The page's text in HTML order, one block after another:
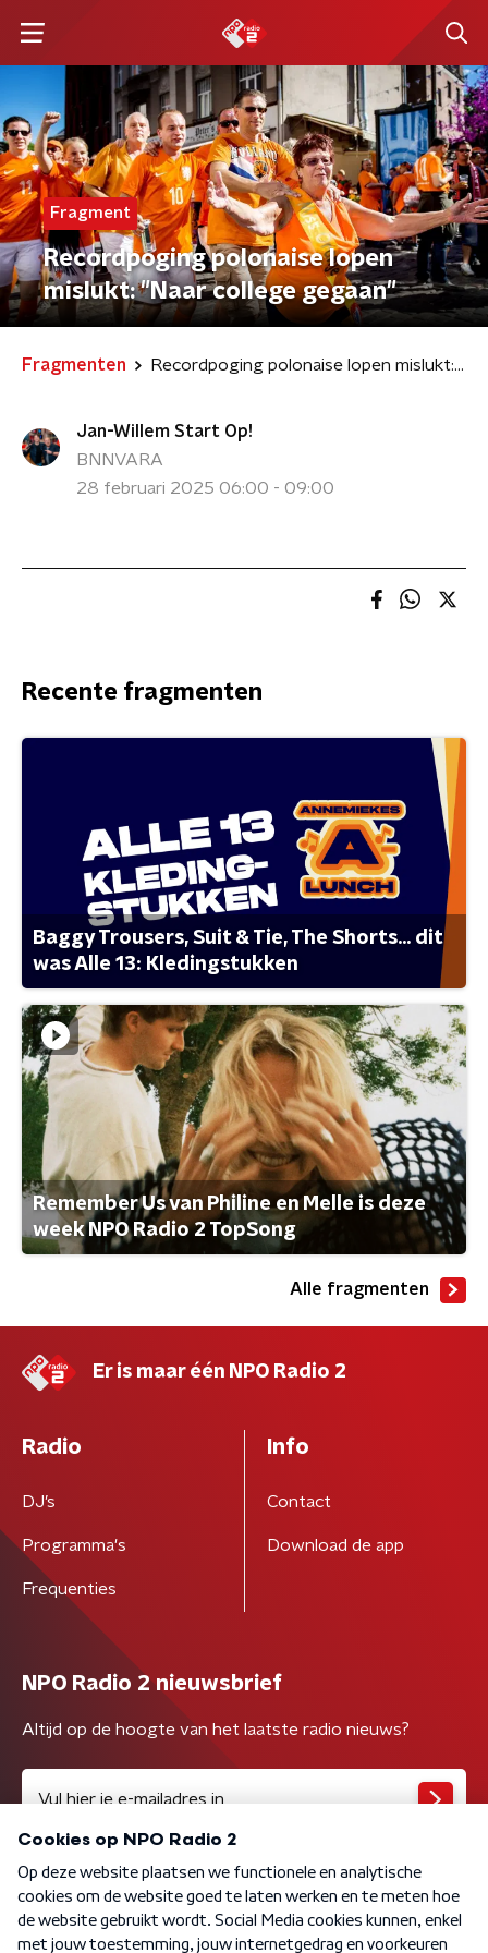
Fragment
Recordpoging polonaise lopen
mislukt: "Naar college gegaan"
Fragmenten Recordpoging polonaise lopen mislukt: "Naar college gegaan"
Jan-Willem Start Op!
BNNVARA
28 februari 2025 06:00 - 09:00
Recente fragmenten
Baggy Trousers, Suit & Tie, The Shorts... dit
was Alle 13: Kledingstukken
Remember Us van Philine en Melle is deze
week NPO Radio 2 TopSong
Alle fragmenten
Er is maar één NPO Radio 2
Radio
DJ’s
Programma's
Frequenties
Info
Contact
Download de app
NPO Radio 2 nieuwsbrief
Altijd op de hoogte van het laatste radio nieuws?
Algemene voorwaarden